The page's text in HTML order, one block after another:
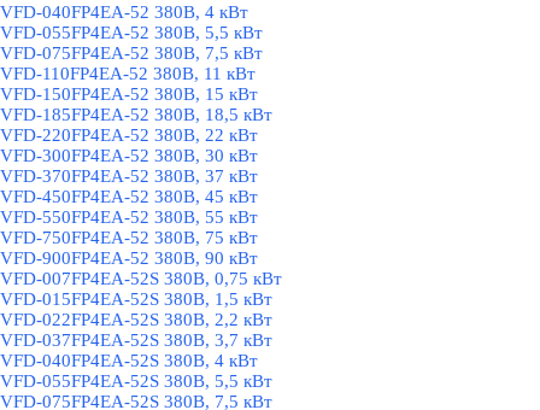
VFD-040FP4EA-52 380В, 4 кВт
VFD-055FP4EA-52 380В, 5,5 кВт
VFD-075FP4EA-52 380В, 7,5 кВт
VFD-110FP4EA-52 380В, 11 кВт
VFD-150FP4EA-52 380В, 15 кВт
VFD-185FP4EA-52 380В, 18,5 кВт
VFD-220FP4EA-52 380В, 22 кВт
VFD-300FP4EA-52 380В, 30 кВт
VFD-370FP4EA-52 380В, 37 кВт
VFD-450FP4EA-52 380В, 45 кВт
VFD-550FP4EA-52 380В, 55 кВт
VFD-750FP4EA-52 380В, 75 кВт
VFD-900FP4EA-52 380В, 90 кВт
VFD-007FP4EA-52S 380В, 0,75 кВт
VFD-015FP4EA-52S 380В, 1,5 кВт
VFD-022FP4EA-52S 380В, 2,2 кВт
VFD-037FP4EA-52S 380В, 3,7 кВт
VFD-040FP4EA-52S 380В, 4 кВт
VFD-055FP4EA-52S 380В, 5,5 кВт
VFD-075FP4EA-52S 380В, 7,5 кВт